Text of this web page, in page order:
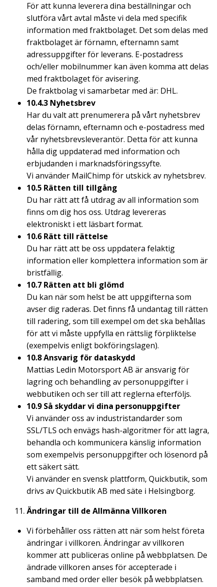
För att kunna leverera dina beställningar och
slutföra vårt avtal måste vi dela med specifik
information med fraktbolaget. Det som delas med
fraktbolaget är förnamn, efternamn samt
adressuppgifter för leverans. E-postadress
och/eller mobilnummer kan även komma att delas
med fraktbolaget för avisering.
De fraktbolag vi samarbetar med är: DHL.
10.4.3 Nyhetsbrev
Har du valt att prenumerera på vårt nyhetsbrev
delas förnamn, efternamn och e-postadress med
vår nyhetsbrevsleverantör. Detta för att kunna
hålla dig uppdaterad med information och
erbjudanden i marknadsföringssyfte.
Vi använder MailChimp för utskick av nyhetsbrev.
10.5 Rätten till tillgång
Du har rätt att få utdrag av all information som
finns om dig hos oss. Utdrag levereras
elektroniskt i ett läsbart format.
10.6 Rätt till rättelse
Du har rätt att be oss uppdatera felaktig
information eller komplettera information som är
bristfällig.
10.7 Rätten att bli glömd
Du kan när som helst be att uppgifterna som
avser dig raderas. Det finns få undantag till rätten
till radering, som till exempel om det ska behållas
för att vi måste uppfylla en rättslig förpliktelse
(exempelvis enligt bokföringslagen).
10.8 Ansvarig för dataskydd
Mattias Ledin Motorsport AB är ansvarig för
lagring och behandling av personuppgifter i
webbutiken och ser till att reglerna efterföljs.
10.9 Så skyddar vi dina personuppgifter
Vi använder oss av industristandarder som
SSL/TLS och envägs hash-algoritmer för att lagra,
behandla och kommunicera känslig information
som exempelvis personuppgifter och lösenord på
ett säkert sätt.
Vi använder en svensk plattform, Quickbutik, som
drivs av Quickbutik AB med säte i Helsingborg.
Ändringar till de Allmänna Villkoren
Vi förbehåller oss rätten att när som helst företa
ändringar i villkoren. Ändringar av villkoren
kommer att publiceras online på webbplatsen. De
ändrade villkoren anses för accepterade i
samband med order eller besök på webbplatsen.